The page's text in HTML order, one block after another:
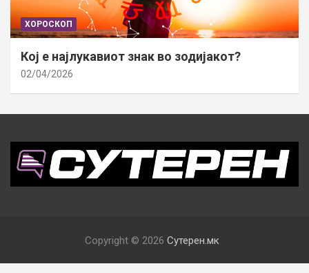
ХОРОСКОП
Кој е најлукавиот знак во зодијакот?
02/04/2026
Copyright © 2026 Сутерен.мк